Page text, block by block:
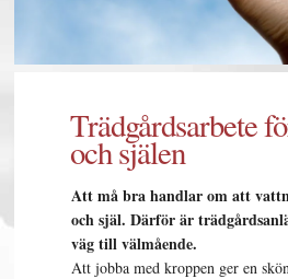
Trädgårdsarbete
och själen
Att må bra handlar om att
och själ. Därför är
väg till välmående.
Att jobba med kroppen ger en